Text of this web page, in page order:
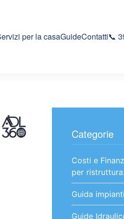
per la casaGuideContatti📞
Categorie
Costi e
per
Guida
Guide